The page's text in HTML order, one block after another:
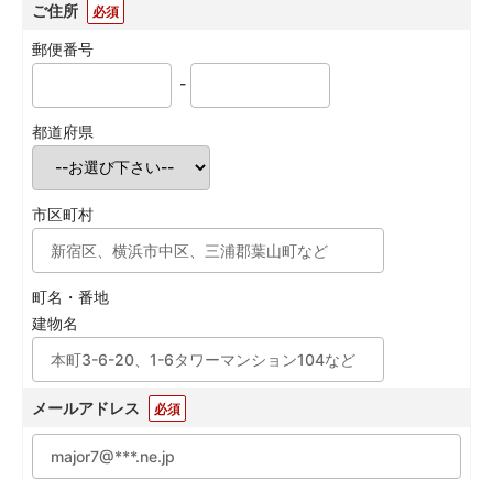
ご住所 必須
郵便番号
-
都道府県
市区町村
町名・番地
建物名
メールアドレス 必須